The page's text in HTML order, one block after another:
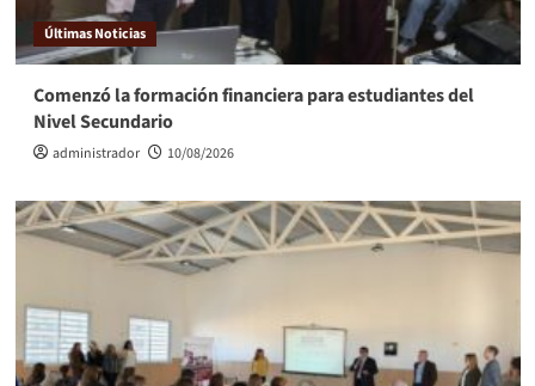
Últimas Noticias
Comenzó la formación financiera para estudiantes del
Nivel Secundario
administrador 10/08/2026